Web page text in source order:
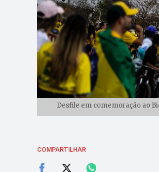
Desfile em comemoração ao
COMPARTILHAR